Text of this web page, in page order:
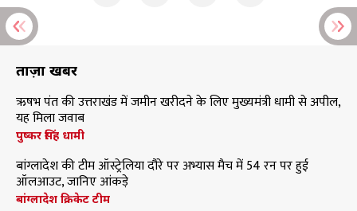
ताज़ा खबरें
ऋषभ पंत की उत्तराखंड में जमीन खरीदने के लिए मुख्यमंत्री धामी से अपील,
यह मिला जवाब
पुष्कर सिंह धामी
बांग्लादेश की टीम ऑस्ट्रेलिया दौरे पर अभ्यास मैच में 54 रन पर हुई
ऑलआउट, जानिए आंकड़े
बांग्लादेश क्रिकेट टीम